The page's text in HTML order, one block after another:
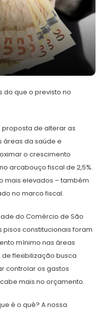
do que o previsto no
proposta de alterar as
áreas da saúde e
o crescimento
arcabouço fiscal de 2,5%.
mais elevados – também
no marco fiscal.
do Comércio de São
pisos constitucionais foram
mínimo nas áreas
flexibilização busca
controlar os gastos
mais no orçamento.
é o quê? A nossa